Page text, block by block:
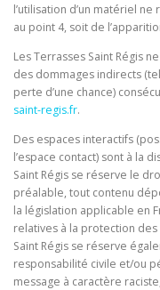
l’utilisation d’un matériel
au point 4, soit de
Les Terrasses Saint Régis
des dommages indirects
perte d’une chance)
saint-regis.fr.
Des espaces interactifs
l’espace contact) sont à la
Saint Régis se réserve le
préalable, tout contenu
la législation applicable en
relatives à la protection des
Saint Régis se réserve
responsabilité civile et/ou
message à caractère